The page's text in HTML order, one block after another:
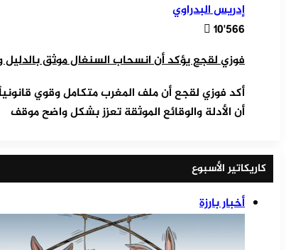
إدريس البدراوي
10٬566
فوزي لقجع يؤكد أن انسحاب السنغال موثق بالدليل
أن الأدلة والوقائع الموثقة تعزز بشكل واضح موقف
كاريكاتير الأسبوع
أخبار بارزة